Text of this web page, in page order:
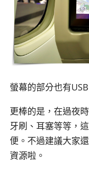
螢幕的部分也有
更棒的是，在過夜
牙刷、耳塞等等，
便。不過建議大家
資源啦。